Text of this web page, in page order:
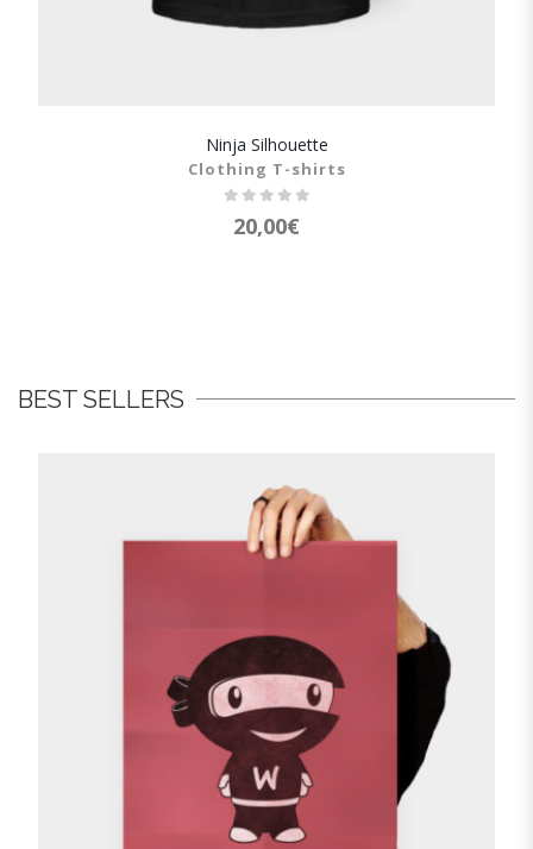
SHOW DETAILS
Ninja Silhouette
Clothing T-shirts
20,00€
BEST SELLERS